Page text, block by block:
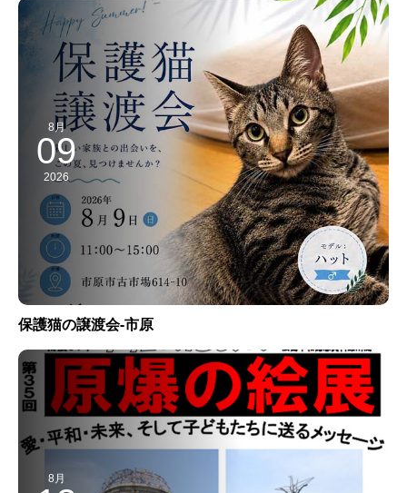
8月
09
2026
保護猫の譲渡会-市原
8月